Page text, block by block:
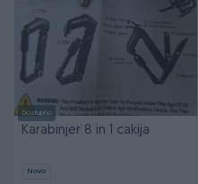
Dostupno
Karabinjer 8 in 1 cakija
Novo